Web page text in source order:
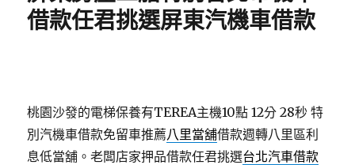
借款任君挑選屏東汽機車借款
桃園沙發的電梯保養有TEREA主機10點 12分 28秒 特
別汽機車借款免留車推薦八里當舖借款週轉八里區利
息低當舖。老闆店家押品借款任君挑選台北汽車借款